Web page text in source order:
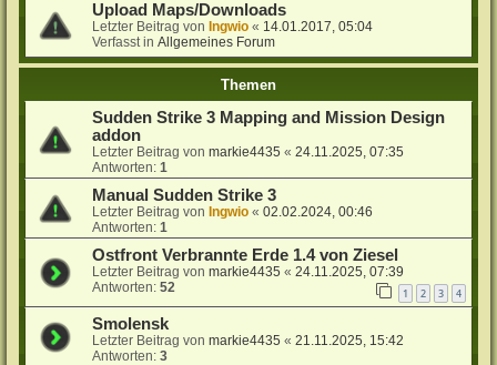
Upload Maps/Downloads
Letzter Beitrag von Ingwio « 14.01.2017, 05:04
Verfasst inAllgemeines Forum
Themen
Sudden Strike 3 Mapping and Mission Design
addon
Letzter Beitrag vonmarkie4435 «24.11.2025, 07:35
Antworten:1
Manual Sudden Strike 3
Letzter Beitrag von Ingwio «02.02.2024, 00:46
Antworten:1
Ostfront Verbrannte Erde 1.4 von Ziesel
Letzter Beitrag vonmarkie4435 «24.11.2025, 07:39
Antworten:52 1 2 3 4
Smolensk
Letzter Beitrag vonmarkie4435 «21.11.2025, 15:42
Antworten:3